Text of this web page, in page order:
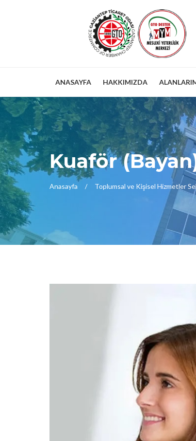
ANASAYFA HAKKIMIZDA
Kuaför
Anasayfa Toplumsal ve Kişisel Hizmetler